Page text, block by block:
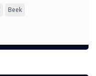
Beek